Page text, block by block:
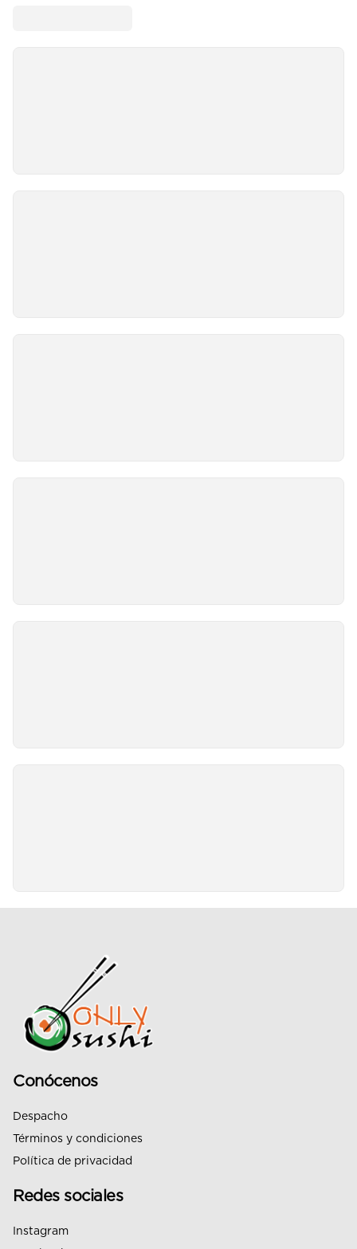
Conócenos
Despacho
Términos y condiciones
Política de privacidad
Redes sociales
Instagram